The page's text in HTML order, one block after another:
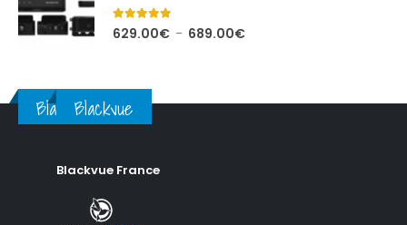
5.00out of 5
629.00€ – 689.00€Plage
à
BlackvueBlackvue
Blackvue France